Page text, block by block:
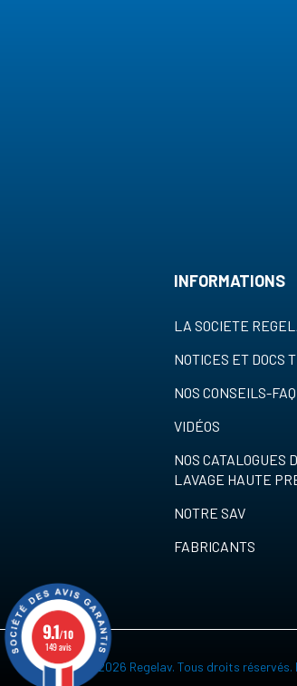
INFORMATIONS
LA SOCIETE
NOTICES ET DOCS
NOS CONSEILS-FAQ
VIDÉOS
NOS CATALOGUES
LAVAGE HAUTE
NOTRE SAV
FABRICANTS
Copyright © 2026 Regelav. Tous droits réservés.
9.1/10
149 avis